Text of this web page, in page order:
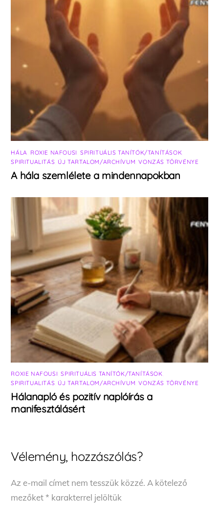
HÁLA ROXIE NAFOUSI SPIRITUÁLIS TANÍTÓK/TANÍTÁSOK
SPIRITUALITÁS ÚJ TARTALOM/ARCHÍVUM ,VONZÁS TÖRVÉNYE
A hála szemlélete a mindennapokban
ROXIE NAFOUSI ,SPIRITUÁLIS TANÍTÓK/TANÍTÁSOK
SPIRITUALITÁS ÚJ TARTALOM/ARCHÍVUM ,VONZÁS TÖRVÉNYE
Hálanapló és pozitív naplóírás a
manifesztálásért
Vélemény, hozzászólás?
Az e-mail címet nem tesszük közzé. A kötelező
mezőket* karakterrel jelöltük